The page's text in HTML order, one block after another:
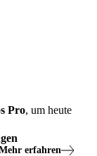
Pro, um heute
erfahren